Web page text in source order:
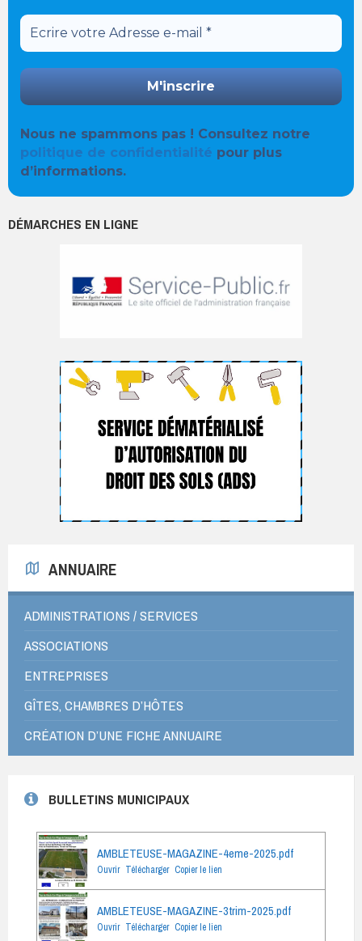
Nous ne spammons pas ! Consultez notre
politique de confidentialité pour plus
d’informations.
DÉMARCHES EN LIGNE
ANNUAIRE
ADMINISTRATIONS / SERVICES
ASSOCIATIONS
ENTREPRISES
GÎTES, CHAMBRES D’HÔTES
CRÉATION D’UNE FICHE ANNUAIRE
BULLETINS MUNICIPAUX
AMBLETEUSE-MAGAZINE-4eme-2025.pdf
Ouvrir Télécharger Copier le lien
AMBLETEUSE-MAGAZINE-3trim-2025.pdf
Ouvrir Télécharger Copier le lien